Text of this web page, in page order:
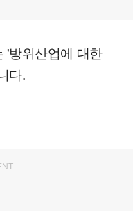
'방위산업에 대한
다.